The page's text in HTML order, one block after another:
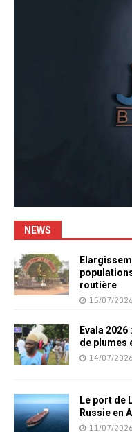
NEWS
routière
15/07/2026
Evala
de plumes
14/07/2026
Le port de
Russie en
11/07/2026